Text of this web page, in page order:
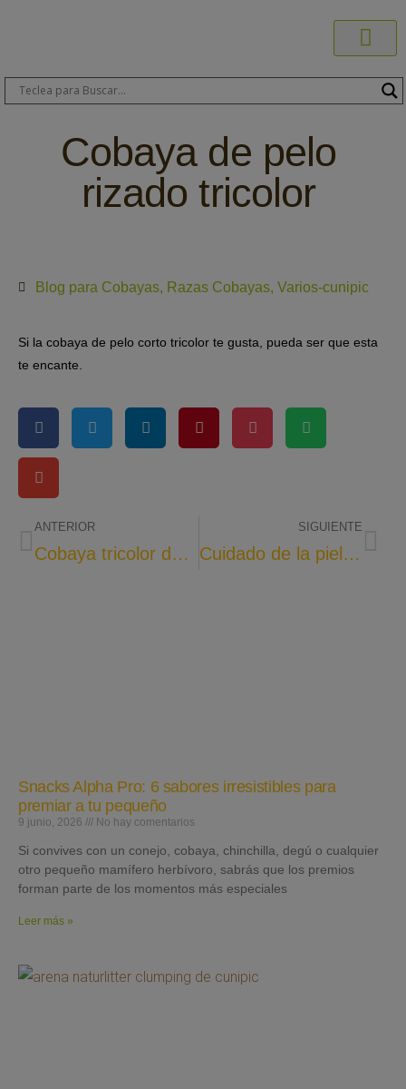
Cobaya de pelo
rizado tricolor
Blog para Cobayas, Razas Cobayas, Varios-cunipic
Si la cobaya de pelo corto tricolor te gusta, pueda ser que esta
te encante.
ANTERIOR
Cobaya tricolor de pelo corto
SIGUIENTE
Cuidado de la piel de tu conejo enano
Snacks Alpha Pro: 6 sabores irresistibles para
premiar a tu pequeño
9 junio, 2026 No hay comentarios
Si convives con un conejo, cobaya, chinchilla, degú o cualquier
otro pequeño mamífero herbívoro, sabrás que los premios
forman parte de los momentos más especiales
Leer más »